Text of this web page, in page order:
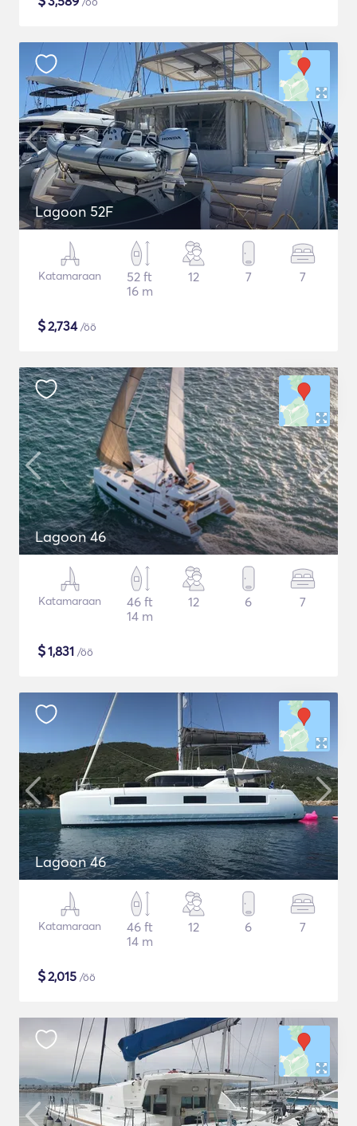
Lagoon 52F
Katamaraan
52 ft
16 m
12 7 7
$2,734/öö
Lagoon 46
Katamaraan
46 ft
14 m
12 6 7
$1,831 /öö
Lagoon 46
Katamaraan
46 ft
14 m
12 6 7
$2,015 /öö